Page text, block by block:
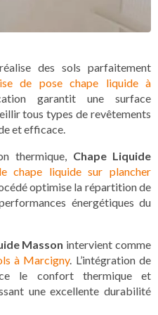
des sols parfaitement
de pose chape liquide à
garantit une surface
tous types de revêtements
et efficace.
thermique, Chape Liquide
chape liquide sur plancher
optimise la répartition de
énergétiques du
Masson intervient comme
à Marcigny. L’intégration de
le confort thermique et
une excellente durabilité